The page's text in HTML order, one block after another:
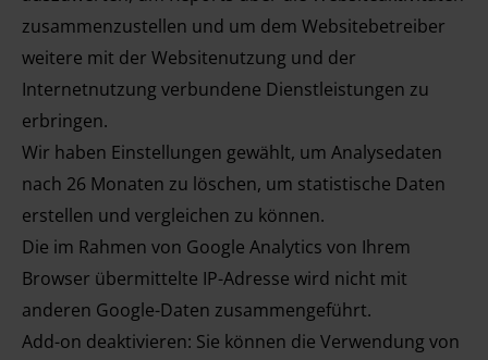
zusammenzustellen und um dem Websitebetreiber
weitere mit der Websitenutzung und der
Internetnutzung verbundene Dienstleistungen zu
erbringen.
Wir haben Einstellungen gewählt, um Analysedaten
nach 26 Monaten zu löschen, um statistische Daten
erstellen und vergleichen zu können.
Die im Rahmen von Google Analytics von Ihrem
Browser übermittelte IP-Adresse wird nicht mit
anderen Google-Daten zusammengeführt.
Add-on deaktivieren: Sie können die Verwendung von